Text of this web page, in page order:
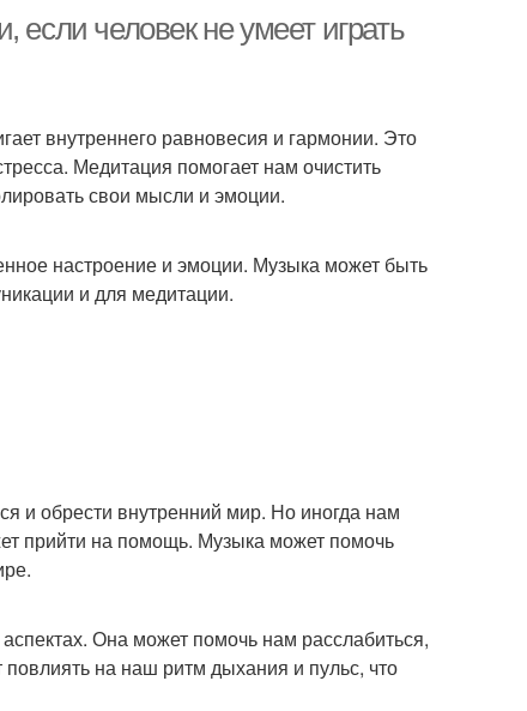
человек не умеет играть
внутреннего равновесия и гармонии. Это
Медитация помогает нам очистить
свои мысли и эмоции.
настроение и эмоции. Музыка может быть
и для медитации.
и обрести внутренний мир. Но иногда нам
прийти на помощь. Музыка может помочь
Она может помочь нам расслабиться,
на наш ритм дыхания и пульс, что